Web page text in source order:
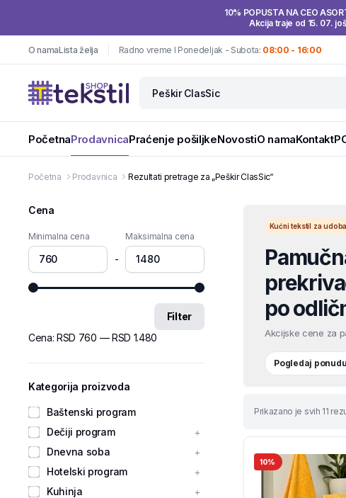
10% POPUSTA NA CEO
Akcija traje od 15. 07.
O namaLista želja Radno vreme I Ponedeljak - Subota: 08:00 - 16:00
PočetnaProdavnicaPraćenje pošiljkeNovostiO namaKontakt
Početna Prodavnica Rezultati pretrage za „Peškir ClasSic“
Kućni tekstil za
po
Akcijske cene za
Pogledaj ponudu
Prikazano je svih 11
10%
Cena
Minimalna cena
-
Maksimalna cena
Filter
Cena:RSD 760 —RSD 1.480
Kategorija proizvoda
Baštenski program
Dečiji program
Dnevna soba
Hotelski program
Kuhinja